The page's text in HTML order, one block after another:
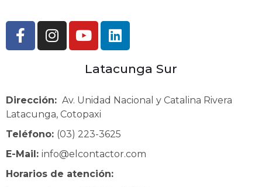
Latacunga Sur
Dirección: Av. Unidad Nacional y Catalina Rivera
Latacunga, Cotopaxi
Teléfono: (03) 223-3625
E-Mail: info@elcontactor.com
Horarios de atención: